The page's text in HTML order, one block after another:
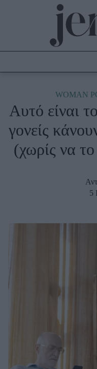
Culture
Fashion
Shopping
Styling Tips
Fashion News
Beauty - Ομορφιά
Μαλλιά - Νύχια
Woman Power
WOMAN
Αυτό είναι
γονείς
(χωρίς να
5